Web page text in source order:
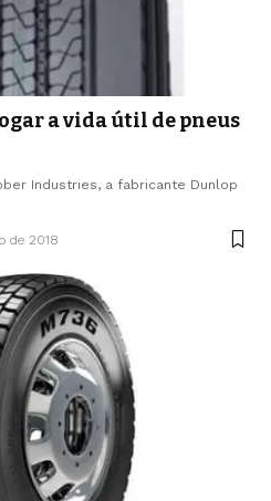
a vida útil de pneus
Industries, a fabricante Dunlop
de 2018